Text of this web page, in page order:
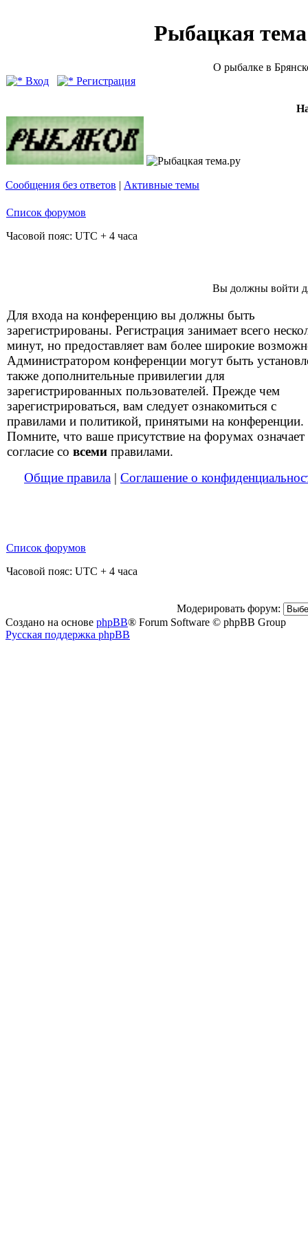
Рыбацкая
О рыбалке в
Вход
Регистрация
Сообщения без ответов | Активные темы
Список форумов
Часовой пояс: UTC + 4 часа
Вы должны войти
Для входа на конференцию вы должны быть
зарегистрированы. Регистрация занимает всего
минут, но предоставляет вам более широкие
Администратором конференции могут быть
также дополнительные привилегии для
зарегистрированных пользователей. Прежде чем
зарегистрироваться, вам следует ознакомиться с
правилами и политикой, принятыми на конференции.
Помните, что ваше присутствие на форумах означает
согласие со всеми правилами.
Общие правила | Соглашение о
Список форумов
Часовой пояс: UTC + 4 часа
Модерировать форум:
Создано на основе phpBB® Forum Software © phpBB Group
Русская поддержка phpBB